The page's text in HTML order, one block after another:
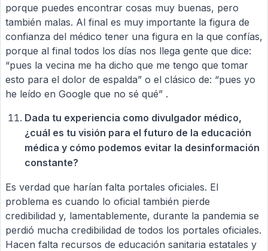
porque puedes encontrar cosas muy buenas, pero
también malas. Al final es muy importante la figura de
confianza del médico tener una figura en la que confías,
porque al final todos los días nos llega gente que dice:
“pues la vecina me ha dicho que me tengo que tomar
esto para el dolor de espalda” o el clásico de: “pues yo
he leído en Google que no sé qué” .
Dada tu experiencia como divulgador médico,
¿cuál es tu visión para el futuro de la educación
médica y cómo podemos evitar la desinformación
constante?
Es verdad que harían falta portales oficiales. El
problema es cuando lo oficial también pierde
credibilidad y, lamentablemente, durante la pandemia se
perdió mucha credibilidad de todos los portales oficiales.
Hacen falta recursos de educación sanitaria estatales y